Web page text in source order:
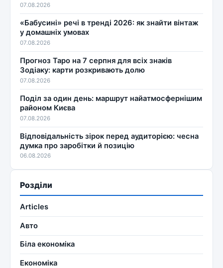
07.08.2026
«Бабусині» речі в тренді 2026: як знайти вінтаж
у домашніх умовах
07.08.2026
Прогноз Таро на 7 серпня для всіх знаків
Зодіаку: карти розкривають долю
07.08.2026
Поділ за один день: маршрут найатмосфернішим
районом Києва
07.08.2026
Відповідальність зірок перед аудиторією: чесна
думка про заробітки й позицію
06.08.2026
Розділи
Articles
Авто
Біла економіка
Економіка